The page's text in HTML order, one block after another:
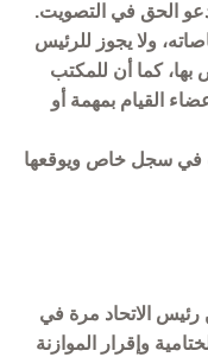
الحق في التصويت.
ولا يجوز للرئيس
كما أن للمكتب
القيام بمهمة أو
في سجل خاص ويوقعها
من رئيس الاتحاد مرة في
وإقرار الموازنة